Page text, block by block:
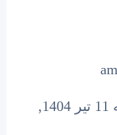
» چهار شنبه 11 تیر 1404,